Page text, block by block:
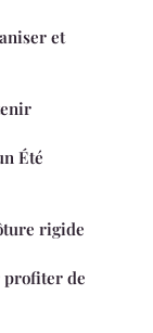
et
Été
rigide
profiter de